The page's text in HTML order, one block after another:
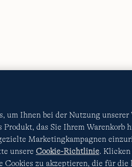
um Ihnen bei der Nutzung
Produkt, das Sie Ihrem
Marketingkampagnen
unsere Cookie-Richtlinie. Klicken
Cookies zu akzeptieren, die für